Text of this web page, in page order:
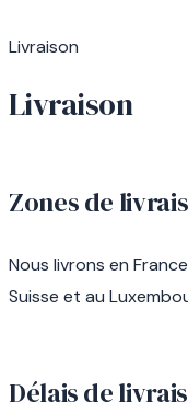
Livraison
Livraison
Zones de
Nous livrons en
Suisse et au
Délais de